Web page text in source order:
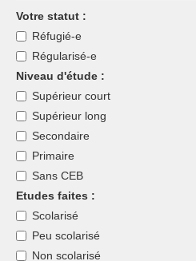
Votre statut :
Réfugié-e
Régularisé-e
Niveau d'étude :
Supérieur court
Supérieur long
Secondaire
Primaire
Sans CEB
Etudes faites :
Scolarisé
Peu scolarisé
Non scolarisé